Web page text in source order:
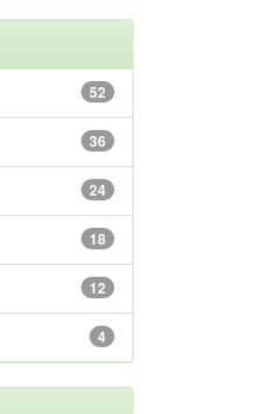
52
36
24
18
12
4